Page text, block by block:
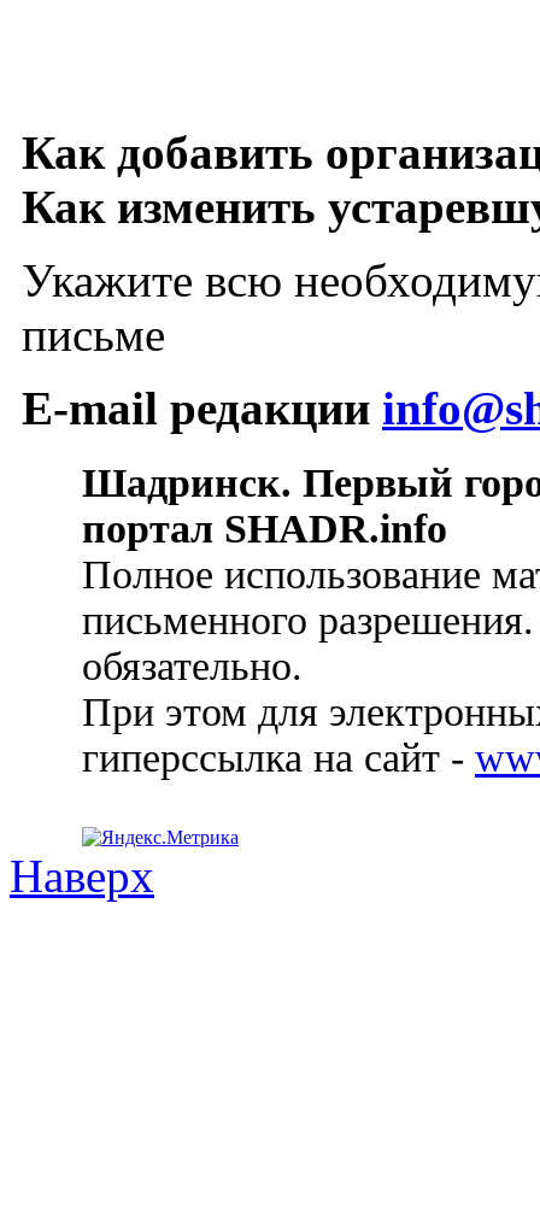
Как добавить
Как изменить
Укажите всю
письме
E-mail редакции
Шадринск. Первый
портал SHADR.info
Полное использование
письменного
обязательно.
При этом для
гиперссылка на сайт -
Наверх